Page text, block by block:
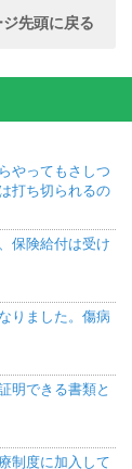
先頭に戻る
やってもさしつ
打ち切られるの
保険給付は受け
りました。傷病
明できる書類と
制度に加入して